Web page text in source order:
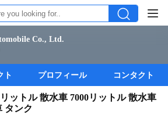
Co., Ltd.
ト プロフィール コンタクト
ットル 散水車 7000リットル 散水車
タンク